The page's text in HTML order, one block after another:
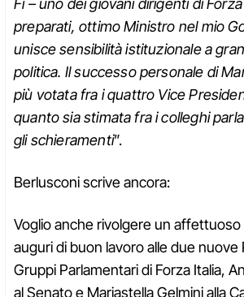
Fi – uno dei giovani dirigenti di
preparati, ottimo Ministro nel mio
unisce sensibilità istituzionale a
politica. Il successo personale di
più votata fra i quattro Vice
quanto sia stimata fra i colleghi
gli schieramenti”.
Berlusconi scrive ancora:
Voglio anche rivolgere un affettuoso
auguri di buon lavoro alle due nuove
Gruppi Parlamentari di Forza Italia,
al Senato e Mariastella Gelmini alla